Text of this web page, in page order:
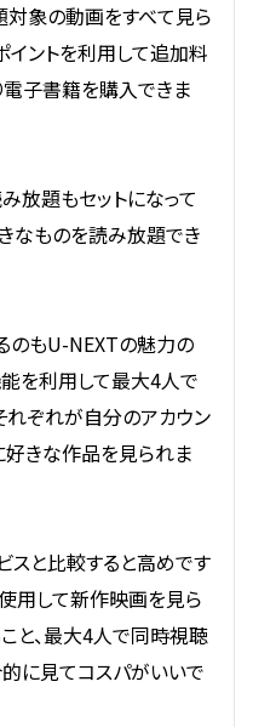
象の動画をすべて見ら
イントを利用して追加料
子書籍を購入できま
放題もセットになって
なものを読み放題でき
のもU-NEXTの魅力の
能を利用して最大4人で
ぞれが自分のアカウン
好きな作品を見られま
と比較すると高めです
用して新作映画を見ら
と、最大4人で同時視聴
に見てコスパがいいで